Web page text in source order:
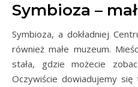
Symbioza –
Symbioza, a dokładniej
również małe muzeum.
stała, gdzie możecie
Oczywiście dowiadujemy